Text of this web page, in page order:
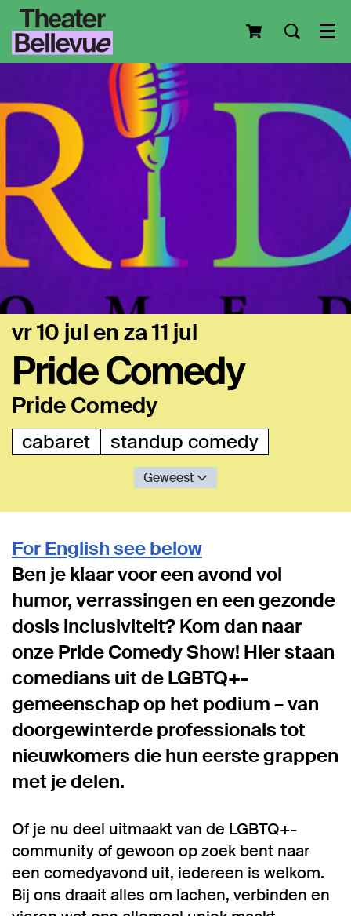
Pride Comedy
Pride Comedy
vr 10 julenza 11 jul
cabaret standup comedy
Geweest
For English see below
Ben je klaar voor een avond vol
humor, verrassingen en een gezonde
dosis inclusiviteit? Kom dan naar
onze Pride Comedy Show! Hier staan
comedians uit de LGBTQ+-
gemeenschap op het podium – van
doorgewinterde professionals tot
nieuwkomers die hun eerste grappen
met je delen.
Of je nu deel uitmaakt van de LGBTQ+-
community of gewoon op zoek bent naar
een comedyavond uit, iedereen is welkom.
Bij ons draait alles om lachen, verbinden en